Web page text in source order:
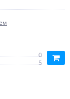
0
5